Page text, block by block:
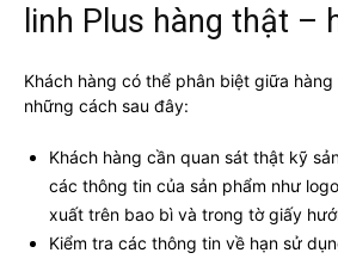
linh Plus hàng thật –
Khách hàng có thể phân biệt giữa
những cách sau đây:
Khách hàng cần quan sát thật kỹ
các thông tin của sản phẩm như
xuất trên bao bì và trong tờ giấy
Kiểm tra các thông tin về hạn sử